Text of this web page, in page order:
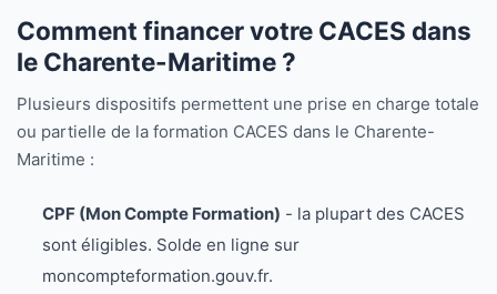
Comment financer votre CACES dans
le Charente-Maritime ?
Plusieurs dispositifs permettent une prise en charge totale
ou partielle de la formation CACES dans le Charente-
Maritime :
CPF (Mon Compte Formation) - la plupart des CACES
sont éligibles. Solde en ligne sur
moncompteformation.gouv.fr.